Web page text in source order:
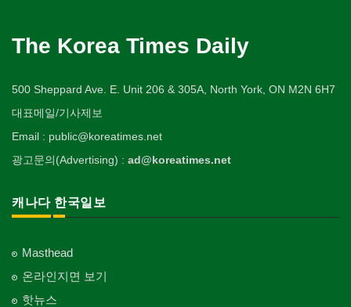
The Korea Times Daily
500 Sheppard Ave. E. Unit 206 & 305A, North York, ON M2N 6H7
대표메일/기사제보
Email : public@koreatimes.net
광고문의(Advertising) : ad@koreatimes.net
캐나다 한국일보
Masthead
온라인지면 보기
핫뉴스